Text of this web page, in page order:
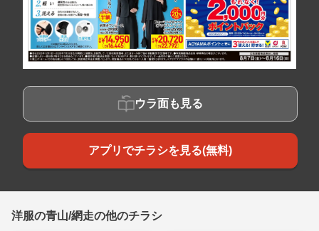
ウラ面も見る
アプリでチラシを見る(無料)
洋服の青山/網走の他のチラシ